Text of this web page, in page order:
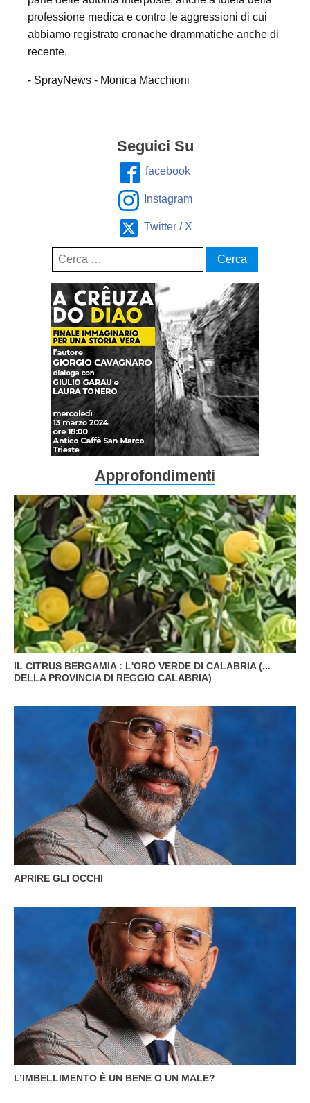
professione medica e contro le aggressioni di cui
abbiamo registrato cronache drammatiche anche di
recente.
- SprayNews - Monica Macchioni
Seguici Su
facebook
Instagram
Twitter / X
Ricerca
per:
Approfondimenti
IL CITRUS BERGAMIA : L'ORO VERDE DI CALABRIA (...
DELLA PROVINCIA DI REGGIO CALABRIA)
APRIRE GLI OCCHI
L’IMBELLIMENTO È UN BENE O UN MALE?